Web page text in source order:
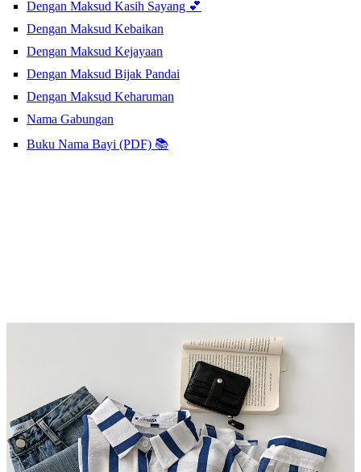
Dengan Maksud Kasih Sayang 💕
Dengan Maksud Kebaikan
Dengan Maksud Kejayaan
Dengan Maksud Bijak Pandai
Dengan Maksud Keharuman
Nama Gabungan
Buku Nama Bayi (PDF) 📚